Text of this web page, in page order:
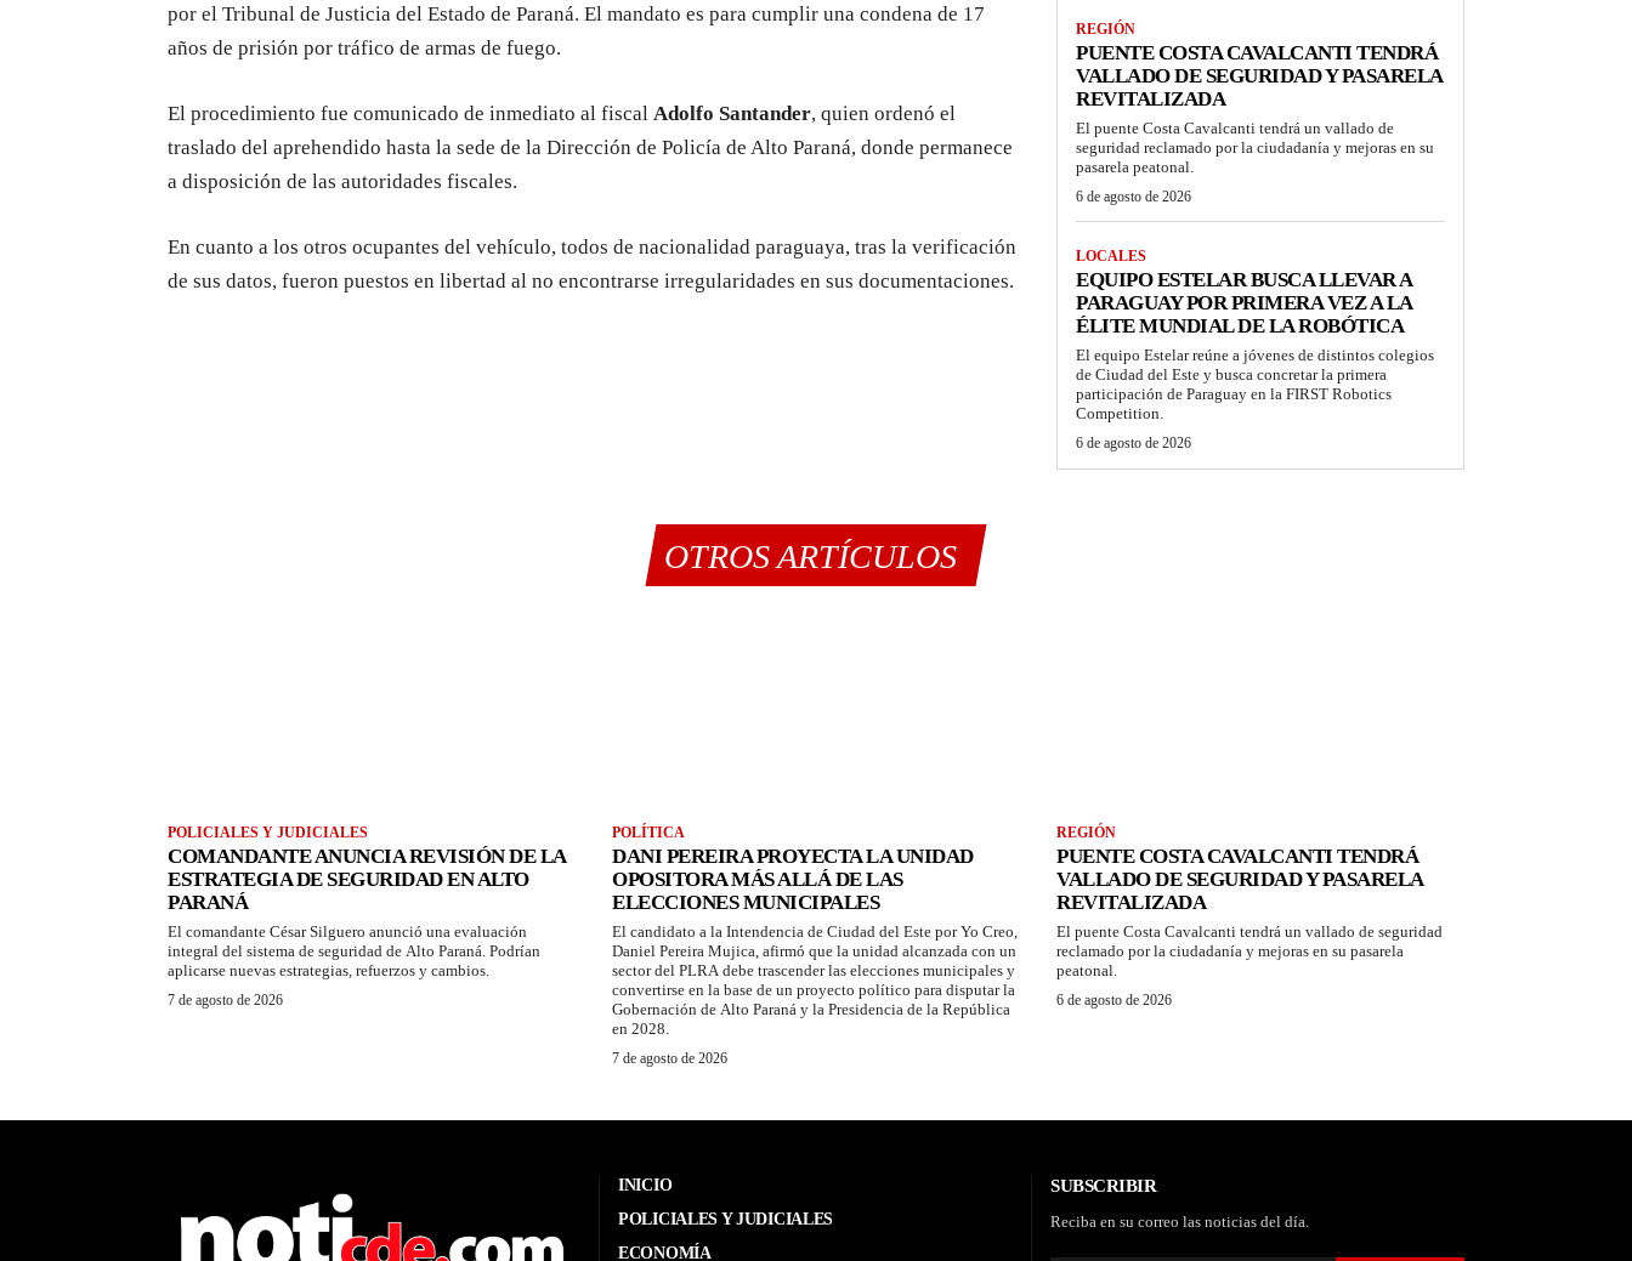
por el Tribunal de Justicia del Estado de Paraná. El mandato es para cumplir una condena de 17
años de prisión por tráfico de armas de fuego.
El procedimiento fue comunicado de inmediato al fiscal Adolfo Santander, quien ordenó el
traslado del aprehendido hasta la sede de la Dirección de Policía de Alto Paraná, donde permanece
a disposición de las autoridades fiscales.
En cuanto a los otros ocupantes del vehículo, todos de nacionalidad paraguaya, tras la verificación
de sus datos, fueron puestos en libertad al no encontrarse irregularidades en sus documentaciones.
REGIÓN
PUENTE COSTA CAVALCANTI TENDRÁ
VALLADO DE SEGURIDAD Y PASARELA
REVITALIZADA
El puente Costa Cavalcanti tendrá un vallado de
seguridad reclamado por la ciudadanía y mejoras en su
pasarela peatonal.
6 de agosto de 2026
LOCALES
EQUIPO ESTELAR BUSCA LLEVAR A
PARAGUAY POR PRIMERA VEZ A LA
ÉLITE MUNDIAL DE LA ROBÓTICA
El equipo Estelar reúne a jóvenes de distintos colegios
de Ciudad del Este y busca concretar la primera
participación de Paraguay en la FIRST Robotics
Competition.
6 de agosto de 2026
OTROS ARTÍCULOS
POLICIALES Y JUDICIALES
COMANDANTE ANUNCIA REVISIÓN DE LA
ESTRATEGIA DE SEGURIDAD EN ALTO
PARANÁ
El comandante César Silguero anunció una evaluación
integral del sistema de seguridad de Alto Paraná. Podrían
aplicarse nuevas estrategias, refuerzos y cambios.
7 de agosto de 2026
POLÍTICA
DANI PEREIRA PROYECTA LA UNIDAD
OPOSITORA MÁS ALLÁ DE LAS
ELECCIONES MUNICIPALES
El candidato a la Intendencia de Ciudad del Este por Yo Creo,
Daniel Pereira Mujica, afirmó que la unidad alcanzada con un
sector del PLRA debe trascender las elecciones municipales y
convertirse en la base de un proyecto político para disputar la
Gobernación de Alto Paraná y la Presidencia de la República
en 2028.
7 de agosto de 2026
REGIÓN
PUENTE COSTA CAVALCANTI TENDRÁ
VALLADO DE SEGURIDAD Y PASARELA
REVITALIZADA
El puente Costa Cavalcanti tendrá un vallado de seguridad
reclamado por la ciudadanía y mejoras en su pasarela
peatonal.
6 de agosto de 2026
INICIO
POLICIALES Y JUDICIALES
ECONOMÍA
SUBSCRIBIR
Reciba en su correo las noticias del día.